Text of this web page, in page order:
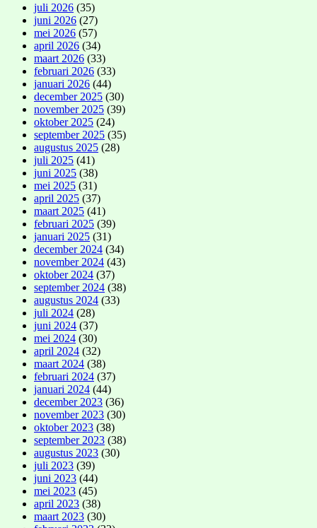
juli 2026 (35)
juni 2026 (27)
mei 2026 (57)
april 2026 (34)
maart 2026 (33)
februari 2026 (33)
januari 2026 (44)
december 2025 (30)
november 2025 (39)
oktober 2025 (24)
september 2025 (35)
augustus 2025 (28)
juli 2025 (41)
juni 2025 (38)
mei 2025 (31)
april 2025 (37)
maart 2025 (41)
februari 2025 (39)
januari 2025 (31)
december 2024 (34)
november 2024 (43)
oktober 2024 (37)
september 2024 (38)
augustus 2024 (33)
juli 2024 (28)
juni 2024 (37)
mei 2024 (30)
april 2024 (32)
maart 2024 (38)
februari 2024 (37)
januari 2024 (44)
december 2023 (36)
november 2023 (30)
oktober 2023 (38)
september 2023 (38)
augustus 2023 (30)
juli 2023 (39)
juni 2023 (44)
mei 2023 (45)
april 2023 (38)
maart 2023 (30)